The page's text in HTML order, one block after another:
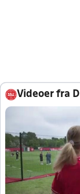
Videoer fra